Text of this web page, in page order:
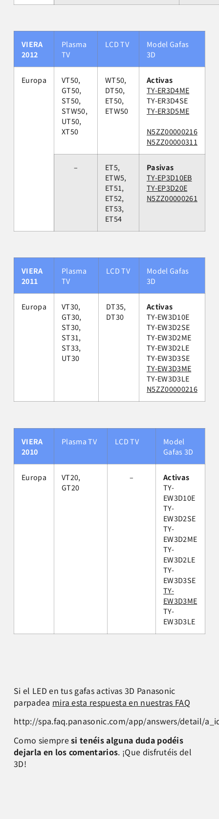
VIERA
2012
Plasma
TV
LCD TV
Model Gafas
3D
Europa
VT50,
GT50,
ST50,
STW50,
UT50,
XT50
WT50,
DT50,
ET50,
ETW50
Activas
TY-ER3D4ME
TY-ER3D4SE
TY-ER3D5ME
N5ZZ00000216
N5ZZ00000311
–
ET5,
ETW5,
ET51,
ET52,
ET53,
ET54
Pasivas
TY-EP3D10EB
TY-EP3D20E
N5ZZ00000261
VIERA
2011
Plasma
TV
LCD TV
Model Gafas
3D
Europa
VT30,
GT30,
ST30,
ST31,
ST33,
UT30
DT35,
DT30
Activas
TY-EW3D10E
TY-EW3D2SE
TY-EW3D2ME
TY-EW3D2LE
TY-EW3D3SE
TY-EW3D3ME
TY-EW3D3LE
N5ZZ00000216
VIERA
2010
Plasma TV LCD TV
Model
Gafas 3D
Europa
VT20,
GT20
–
Activas
TY-
EW3D10E
TY-
EW3D2SE
TY-
EW3D2ME
TY-
EW3D2LE
TY-
EW3D3SE
TY-
EW3D3ME
TY-
EW3D3LE
Si el LED en tus gafas activas 3D Panasonic
parpadea mira esta respuesta en nuestras FAQ
http://spa.faq.panasonic.com/app/answers/detail/
Como siempresi tenéis alguna duda podéis
dejarla en los comentarios. ¡Que disfrutéis del
3D!